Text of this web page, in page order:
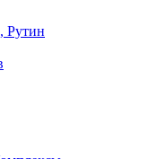
Рутин